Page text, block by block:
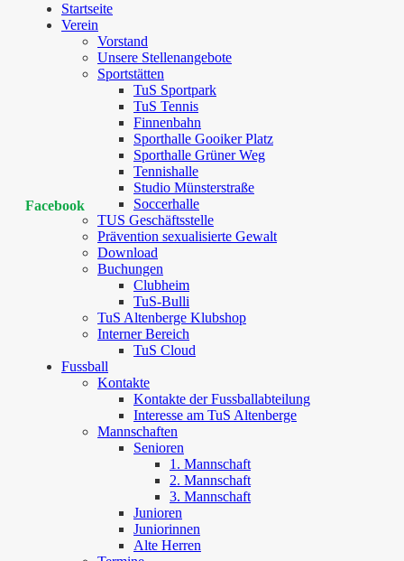
Startseite
Verein
Vorstand
Unsere Stellenangebote
Sportstätten
TuS Sportpark
TuS Tennis
Finnenbahn
Sporthalle Gooiker Platz
Sporthalle Grüner Weg
Tennishalle
Studio Münsterstraße
Soccerhalle
TUS Geschäftsstelle
Prävention sexualisierte Gewalt
Download
Buchungen
Clubheim
TuS-Bulli
TuS Altenberge Klubshop
Interner Bereich
TuS Cloud
Fussball
Kontakte
Kontakte der Fussballabteilung
Interesse am TuS Altenberge
Mannschaften
Senioren
1. Mannschaft
2. Mannschaft
3. Mannschaft
Junioren
Juniorinnen
Alte Herren
Facebook